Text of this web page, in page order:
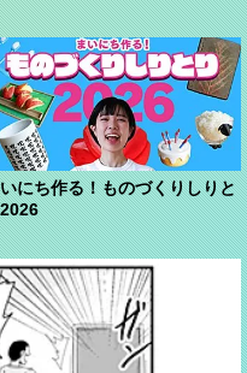
にち作る！ものづくりしりと